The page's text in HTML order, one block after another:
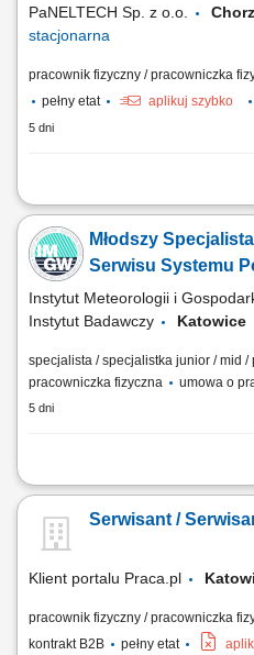
PaNELTECH Sp. z o.o.
stacjonarna
pracownik fizyczny / pracowniczka
pełny etat
aplikuj szybko
5 dni
Zakres obowiązków: Bieżące
Wykonywanie przeglądów,
usterek oraz wdrażanie działań
i instalacjach nowych urządzeń.
zakresie optymalizacji...
Młodszy
Serwisu Systemu
Instytut Meteorologii i
Instytut Badawczy
Katowice
specjalista / specjalistka junior / mid /
pracowniczka fizyczna
umowa o
5 dni
Jeśli chcesz dołączyć do grona
Monitoring systemów
telemetrycznych; Budowę i
Serwisant /
Klient portalu Praca.pl
pracownik fizyczny / pracowniczka
kontrakt B2B
pełny etat